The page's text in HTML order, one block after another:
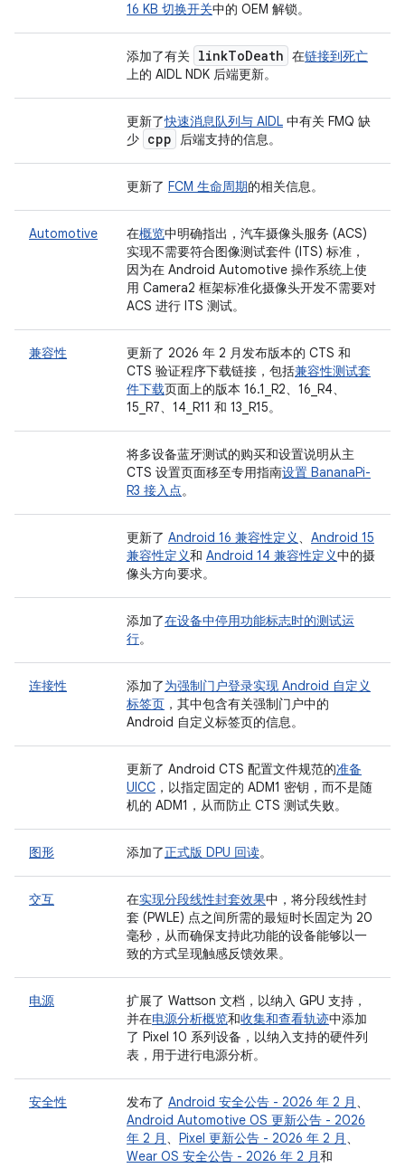
16 KB 切换开关中的 OEM 解锁。
添加了有关 linkToDeath 在链接到死亡
上的 AIDL NDK 后端更新。
更新了快速消息队列与 AIDL 中有关 FMQ 缺
少 cpp 后端支持的信息。
更新了 FCM 生命周期的相关信息。
Automotive 在概览中明确指出，汽车摄像头服务 (ACS)
实现不需要符合图像测试套件 (ITS) 标准，
因为在 Android Automotive 操作系统上使
用 Camera2 框架标准化摄像头开发不需要对
ACS 进行 ITS 测试。
兼容性
更新了 2026 年 2 月发布版本的 CTS 和
CTS 验证程序下载链接，包括兼容性测试套
件下载页面上的版本 16.1_R2、16_R4、
15_R7、14_R11 和 13_R15。
将多设备蓝牙测试的购买和设置说明从主
CTS 设置页面移至专用指南设置 BananaPi-
R3 接入点。
更新了 Android 16 兼容性定义、 Android 15
兼容性定义和 Android 14 兼容性定义中的摄
像头方向要求。
添加了在设备中停用功能标志时的测试运
行。
连接性 添加了为强制门户登录实现 Android 自定义
标签页 ，其中包含有关强制门户中的
Android 自定义标签页的信息。
更新了 Android CTS 配置文件规范的准备
UICC ，以指定固定的 ADM1 密钥，而不是随
机的 ADM1，从而防止 CTS 测试失败。
图形 添加了正式版 DPU 回读。
交互 在实现分段线性封套效果中，将分段线性封
套 (PWLE) 点之间所需的最短时长固定为 20
毫秒，从而确保支持此功能的设备能够以一
致的方式呈现触感反馈效果。
电源
扩展了 Wattson 文档，以纳入 GPU 支持，
并在电源分析概览和收集和查看轨迹中添加
了 Pixel 10 系列设备，以纳入支持的硬件列
表，用于进行电源分析。
安全性 发布了 Android 安全公告 - 2026 年 2 月 、
Android Automotive OS 更新公告 - 2026
年 2 月 、 Pixel 更新公告 - 2026 年 2 月 、
Wear OS 安全公告 - 2026 年 2 月和